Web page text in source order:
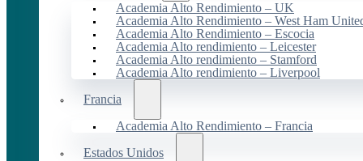
Academia Alto Rendimiento – UK
Academia Alto Rendimiento – West Ham
Academia Alto Rendimiento – Escocia
Academia Alto rendimiento – Leicester
Academia Alto rendimiento – Stamford
Academia Alto rendimiento – Liverpool
Francia
Academia Alto Rendimiento – Francia
Estados Unidos